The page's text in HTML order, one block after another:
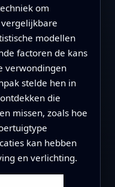
om
modellen
factoren de kans
verwondingen
stelde hen in
die
missen, zoals hoe
kan hebben
en verlichting.